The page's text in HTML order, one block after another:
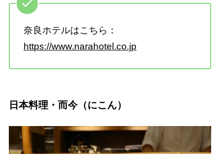
奈良ホテルはこちら：
https://www.narahotel.co.jp
日本料理・ 而今（にこん）